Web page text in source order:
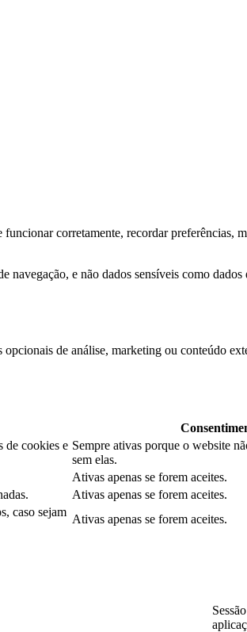
corretamente, recordar preferências,
e não dados sensíveis como dados
de análise, marketing ou conteúdo
de cookies e Sempre ativas porque o website
sem elas.
Ativas apenas se forem aceites.
Ativas apenas se forem aceites.
caso sejam
Ativas apenas se forem aceites.